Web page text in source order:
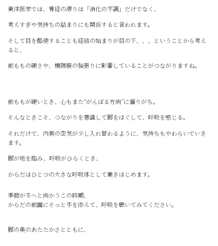
東洋医学では、胃経の滞りは「消化の不調」だけでなく、
考えすぎや気持ちの詰まりにも関係すると言われます。
そして目を酷使することも経絡の始まりが目の下、、、ということから考え
ると、
前ももの硬さや、横隔膜の強張りに影響していることがつながりますね。
前ももが硬いとき、心もまた“がんばる方向”に偏りがち。
そんなときこそ、つながりを意識して脚をほぐして、呼吸を感じる。
それだけで、内側の空気が少し入れ替わるように、気持ちもやわらいでいき
ます。
脚が地を踏み、呼吸がひらくとき、
からだはひとつの大きな呼吸体として働きはじめます。
季節が冬へと向かうこの時期、
からだの前面にそっと手を添えて、呼吸を聴いてみてください。
脚の奥のあたたかさとともに、